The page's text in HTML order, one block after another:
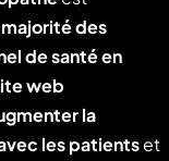
majorité des
de santé en
web
la
les patientset